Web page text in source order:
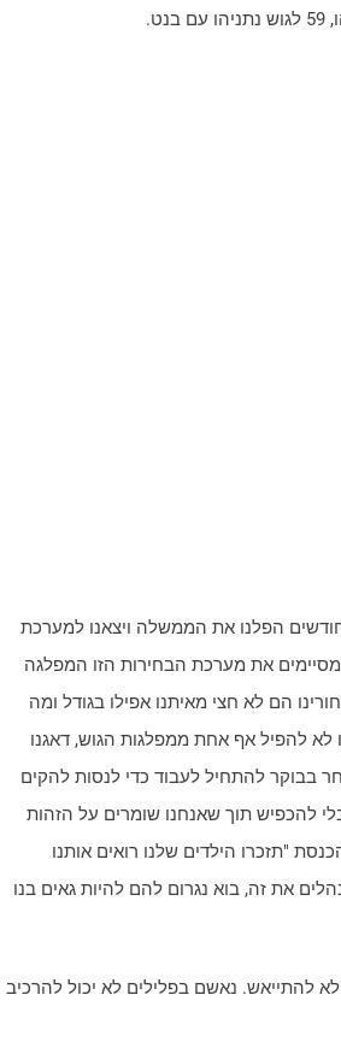
הפלנו את הממשלה ויצאנו למערכת
את מערכת הבחירות הזו המפלגה
הם לא חצי מאיתנו אפילו בגודל ומה
לא להפיל אף אחת ממפלגות הגוש, דאגנו
בבוקר להתחיל לעבוד כדי לנסות להקים
להכפיש תוך שאנחנו שומרים על הזהות
"תזכרו הילדים שלנו רואים אותנו
את זה, בוא נגרום להם להיות גאים בנו
להתייאש. נאשם בפלילים לא יכול להרכיב